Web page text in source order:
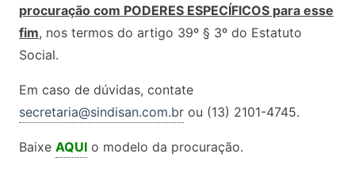
procuração com PODERES ESPECÍFICOS para esse
fim, nos termos do artigo 39º § 3º do Estatuto
Social.
Em caso de dúvidas, contate
secretaria@sindisan.com.br ou (13) 2101-4745.
Baixe AQUI o modelo da procuração.